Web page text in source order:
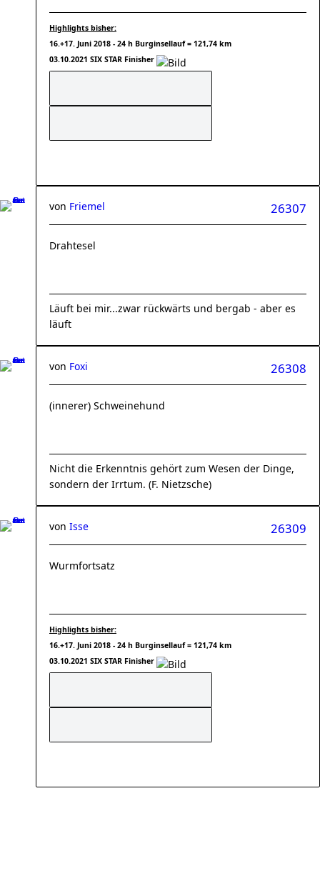
Highlights bisher:
16.+17. Juni 2018 - 24 h Burginsellauf = 121,74 km
03.10.2021 SIX STAR Finisher
26307
von Friemel
Drahtesel
Läuft bei mir...zwar rückwärts und bergab - aber es
läuft
26308
von Foxi
(innerer) Schweinehund
Nicht die Erkenntnis gehört zum Wesen der Dinge,
sondern der Irrtum. (F. Nietzsche)
26309
von Isse
Wurmfortsatz
Highlights bisher:
16.+17. Juni 2018 - 24 h Burginsellauf = 121,74 km
03.10.2021 SIX STAR Finisher